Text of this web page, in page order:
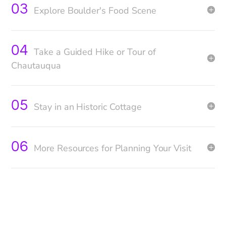
03 Explore Boulder's Food Scene
04 Take a Guided Hike or Tour of
Chautauqua
05 Stay in an Historic Cottage
06 More Resources for Planning Your Visit